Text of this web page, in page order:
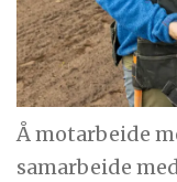
Å motarbeide
samarbeide